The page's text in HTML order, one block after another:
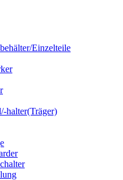
Einzelteile
halter(Träger)